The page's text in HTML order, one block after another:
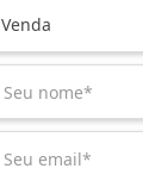
Venda